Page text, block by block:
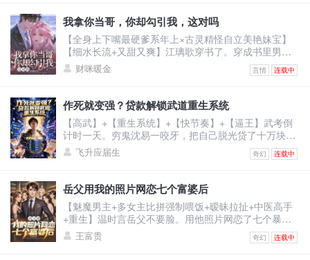
我拿你当哥，你却勾引我，这对吗
【全身上下嘴最硬爹系年上×古灵精怪自立美艳妹宝】
【细水长流+又甜又爽】江璃歌穿书了。穿成书里男主
的恶毒前女友，死得很惨的恶毒女配。男主季司夜是顶
级豪门继承人，遭仇家暗算坠海失忆，被江父救下。江
日，季家人携他青梅竹马的正牌未婚妻，也就是书中真
女主赶来。记忆虽未恢复，可刻入骨髓的本能却让他喊
出一声缱绻的：“浅浅......”原主当即崩溃冲上天台，要自
杀。江
财咪暖金 言情 连载中
作死就变强？贷款解锁武道重生系统
【高武】+【重生系统】+【快节奏】+【逼王】武考倒
计时一天。穷鬼沈易一咬牙，把自己脱光贷了十万块激
活系统。系统奖励：止疼片一枚。沈易：？？？下一
秒，他被同学富二代撞飞。【叮！宿主已死亡！】【恭
沈易心中狂喜：“死一次，顶苦修三年？！”为了考上武
校，他站上百米高楼，纵身一跃！摔成烂泥，属性暴
涨！嗑药暴毙，解锁特殊词条！夜半，杀手悄悄潜入房
间。沈易两眼放
飞升应届生 奇幻 连载中
岳父用我的照片网恋七个富婆后
【魅魔男主+多女主比拼强制喂饭+暧昧拉扯+中医高手
+重生】温时言岳父不要脸。用他照片网恋了七个暴脾
气的大富婆，连累温时言被打断右手，断了中医生涯。
重活一世，温时言立誓保护右手，救死扶伤，不违师
王富贵 奇幻 连载中